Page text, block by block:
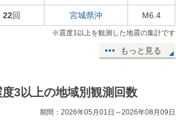
22回 宮城県沖 M6.4
※震度1以上を観測した地震の集計です
もっと見る
度3以上の地域別観測回数
期間：2026年05月01日～2026年08月09日